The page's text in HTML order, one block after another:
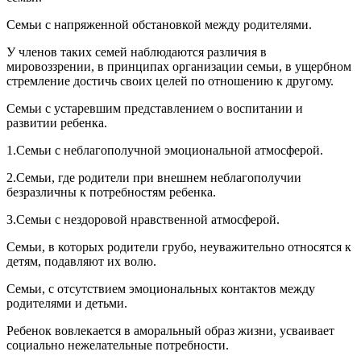
Семьи с напряженной обстановкой между родителями.
У членов таких семей наблюдаются различия в
мировоззрении, в принципах организации семьи, в ущербном
стремление достичь своих целей по отношению к другому.
Семьи с устаревшим представлением о воспитании и
развитии ребенка.
1.Семьи с неблагополучной эмоциональной атмосферой.
2.Семьи, где родители при внешнем неблагополучии
безразличны к потребностям ребенка.
3.Семьи с нездоровой нравственной атмосферой.
Семьи, в которых родители грубо, неуважительно относятся к
детям, подавляют их волю.
Семьи, с отсутствием эмоциональных контактов между
родителями и детьми.
Ребенок вовлекается в аморальный образ жизни, усваивает
социально нежелательные потребности.